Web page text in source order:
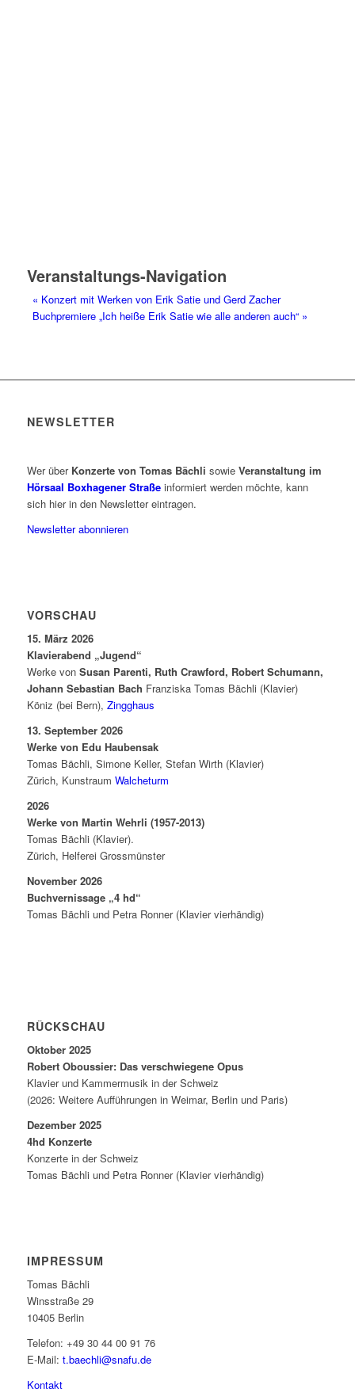
Veranstaltungs-Navigation
« Konzert mit Werken von Erik Satie und Gerd Zacher
Buchpremiere „Ich heiße Erik Satie wie alle anderen auch“ »
NEWSLETTER
Wer über Konzerte von Tomas Bächli sowie Veranstaltung im
Hörsaal Boxhagener Straßeinformiert werden möchte, kann
sich hier in den Newsletter eintragen.
Newsletter abonnieren
VORSCHAU
15. März 2026
Klavierabend „Jugend“
Werke von Susan Parenti, Ruth Crawford, Robert Schumann,
Johann Sebastian Bach Franziska Tomas Bächli (Klavier)
Köniz (bei Bern), Zingghaus
13. September 2026
Werke von Edu Haubensak
Tomas Bächli, Simone Keller, Stefan Wirth (Klavier)
Zürich, Kunstraum Walcheturm
2026
Werke von Martin Wehrli (1957-2013)
Tomas Bächli (Klavier).
Zürich, Helferei Grossmünster
November 2026
Buchvernissage „4 hd“
Tomas Bächli und Petra Ronner (Klavier vierhändig)
RÜCKSCHAU
Oktober 2025
Robert Oboussier: Das verschwiegene Opus
Klavier und Kammermusik in der Schweiz
(2026: Weitere Aufführungen in Weimar, Berlin und Paris)
Dezember 2025
4hd Konzerte
Konzerte in der Schweiz
Tomas Bächli und Petra Ronner (Klavier vierhändig)
IMPRESSUM
Tomas Bächli
Winsstraße 29
10405 Berlin
Telefon: +49 30 44 00 91 76
E-Mail: t.baechli@snafu.de
Kontakt